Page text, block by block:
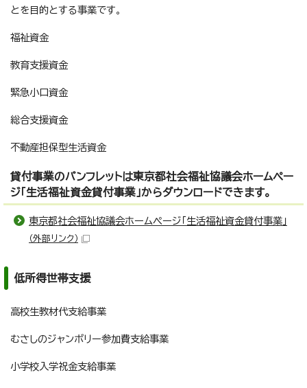
とを目的とする事業です。
福祉資金
教育支援資金
緊急小口資金
総合支援資金
不動産担保型生活資金
貸付事業のパンフレットは東京都社会福祉協議会ホームペー
ジ「生活福祉資金貸付事業」からダウンロードできます。
東京都社会福祉協議会ホームページ「生活福祉資金貸付事業」
（外部リンク）
低所得世帯支援
高校生教材代支給事業
むさしのジャンボリー参加費支給事業
小学校入学祝金支給事業